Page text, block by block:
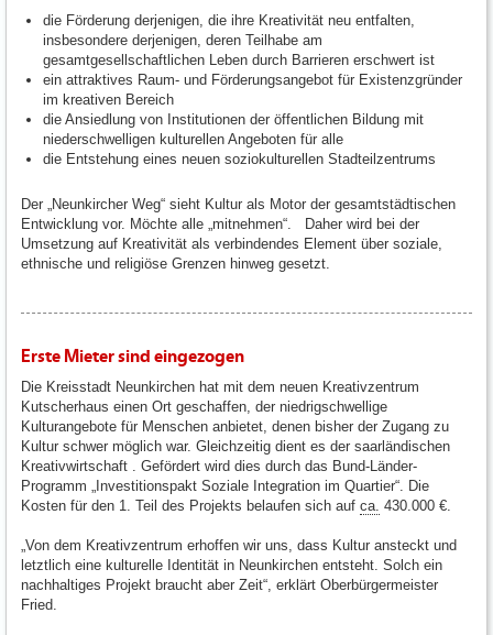
die Förderung derjenigen, die ihre Kreativität neu entfalten,
insbesondere derjenigen, deren Teilhabe am
gesamtgesellschaftlichen Leben durch Barrieren erschwert ist
ein attraktives Raum- und Förderungsangebot für Existenzgründer
im kreativen Bereich
die Ansiedlung von Institutionen der öffentlichen Bildung mit
niederschwelligen kulturellen Angeboten für alle
die Entstehung eines neuen soziokulturellen Stadteilzentrums
Der „Neunkircher Weg“ sieht Kultur als Motor der gesamtstädtischen
Entwicklung vor. Möchte alle „mitnehmen“. Daher wird bei der
Umsetzung auf Kreativität als verbindendes Element über soziale,
ethnische und religiöse Grenzen hinweg gesetzt.
Erste Mieter sind eingezogen
Die Kreisstadt Neunkirchen hat mit dem neuen Kreativzentrum
Kutscherhaus einen Ort geschaffen, der niedrigschwellige
Kulturangebote für Menschen anbietet, denen bisher der Zugang zu
Kultur schwer möglich war. Gleichzeitig dient es der saarländischen
Kreativwirtschaft . Gefördert wird dies durch das Bund-Länder-
Programm „Investitionspakt Soziale Integration im Quartier“. Die
Kosten für den 1. Teil des Projekts belaufen sich auf ca. 430.000 €.
„Von dem Kreativzentrum erhoffen wir uns, dass Kultur ansteckt und
letztlich eine kulturelle Identität in Neunkirchen entsteht. Solch ein
nachhaltiges Projekt braucht aber Zeit“, erklärt Oberbürgermeister
Fried.